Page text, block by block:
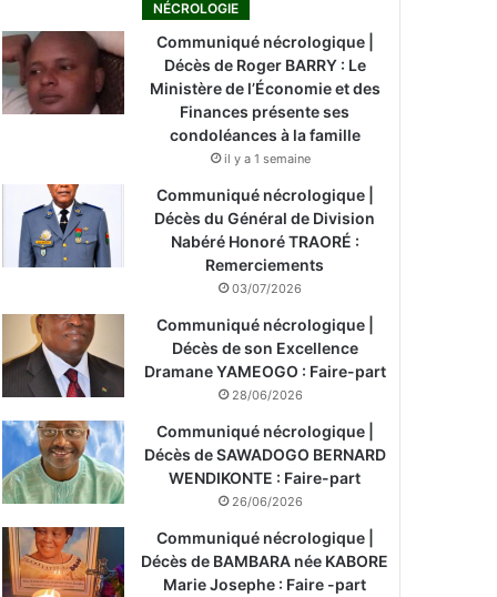
NÉCROLOGIE
Communiqué nécrologique |
Décès de Roger BARRY : Le
Ministère de l’Économie et des
Finances présente ses
condoléances à la famille
il y a 1 semaine
Communiqué nécrologique |
Décès du Général de Division
Nabéré Honoré TRAORÉ :
Remerciements
03/07/2026
Communiqué nécrologique |
Décès de son Excellence
Dramane YAMEOGO : Faire-part
28/06/2026
Communiqué nécrologique |
Décès de SAWADOGO BERNARD
WENDIKONTE : Faire-part
26/06/2026
Communiqué nécrologique |
Décès de BAMBARA née KABORE
Marie Josephe : Faire -part